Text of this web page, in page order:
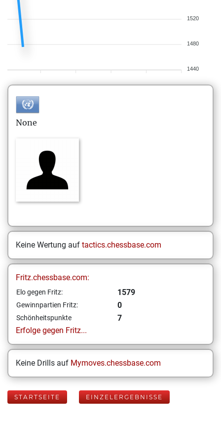
1520
1480
1440
None
Keine Wertung auf tactics.chessbase.com
Fritz.chessbase.com:
Elo gegen Fritz: 1579
Gewinnpartien Fritz: 0
Schönheitspunkte
7
Erfolge gegen Fritz...
Keine Drills auf Mymoves.chessbase.com
STARTSEITE EINZELERGEBNISSE